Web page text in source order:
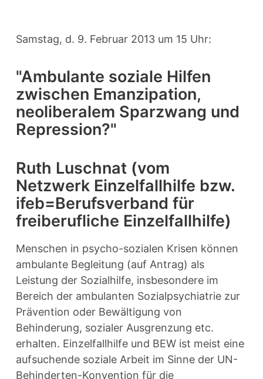
Samstag, d. 9. Februar 2013 um 15 Uhr:
"Ambulante soziale Hilfen
zwischen Emanzipation,
neoliberalem Sparzwang und
Repression?"
Ruth Luschnat (vom
Netzwerk Einzelfallhilfe bzw.
ifeb=Berufsverband für
freiberufliche Einzelfallhilfe)
Menschen in psycho-sozialen Krisen können
ambulante Begleitung (auf Antrag) als
Leistung der Sozialhilfe, insbesondere im
Bereich der ambulanten Sozialpsychiatrie zur
Prävention oder Bewältigung von
Behinderung, sozialer Ausgrenzung etc.
erhalten. Einzelfallhilfe und BEW ist meist eine
aufsuchende soziale Arbeit im Sinne der UN-
Behinderten-Konvention für die